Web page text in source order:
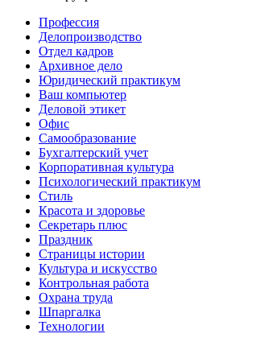
Профессия
Делопроизводство
Отдел кадров
Архивное дело
Юридический практикум
Ваш компьютер
Деловой этикет
Офис
Самообразование
Бухгалтерский учет
Корпоративная культура
Психологический практикум
Стиль
Красота и здоровье
Секретарь плюс
Праздник
Страницы истории
Культура и искусство
Контрольная работа
Охрана труда
Шпаргалка
Технологии